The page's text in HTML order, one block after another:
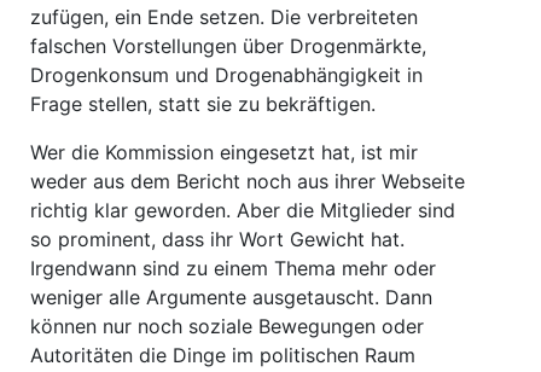
zufügen, ein Ende setzen. Die verbreiteten
falschen Vorstellungen über Drogenmärkte,
Drogenkonsum und Drogenabhängigkeit in
Frage stellen, statt sie zu bekräftigen.
Wer die Kommission eingesetzt hat, ist mir
weder aus dem Bericht noch aus ihrer Webseite
richtig klar geworden. Aber die Mitglieder sind
so prominent, dass ihr Wort Gewicht hat.
Irgendwann sind zu einem Thema mehr oder
weniger alle Argumente ausgetauscht. Dann
können nur noch soziale Bewegungen oder
Autoritäten die Dinge im politischen Raum